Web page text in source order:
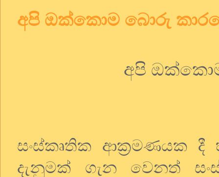
අපි ඔක්කොම බොරු
අපි
සංස්කෘතික ආක්‍රමණයක දී
දැනුමක් ගැන වෙනත්